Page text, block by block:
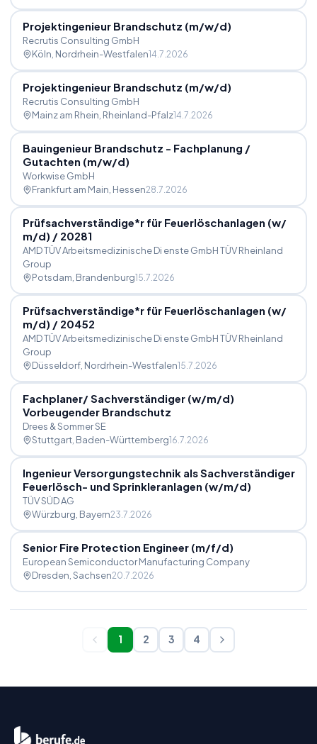
Projektingenieur Brandschutz (m/w/d)
Recrutis Consulting GmbH
Köln , Nordrhein-Westfalen14.7.2026
Projektingenieur Brandschutz (m/w/d)
Recrutis Consulting GmbH
Mainz am Rhein , Rheinland-Pfalz14.7.2026
Bauingenieur Brandschutz - Fachplanung /
Gutachten (m/w/d)
Workwise GmbH
Frankfurt am Main , Hessen28.7.2026
Prüfsachverständige*r für Feuerlöschanlagen (w/
m/d) /20281
AMD TÜV Arbeitsmedizinische Di enste GmbH TÜV Rheinland
Group
Potsdam , Brandenburg15.7.2026
Prüfsachverständige*r für Feuerlöschanlagen (w/
m/d) /20452
AMD TÜV Arbeitsmedizinische Di enste GmbH TÜV Rheinland
Group
Düsseldorf, Nordrhein-Westfalen15.7.2026
Fachplaner/Sachverständiger (w/m/d)
Vorbeugender Brandschutz
Drees & Sommer SE
Stuttgart, Baden-Württemberg16.7.2026
Ingenieur Versorgungstechnik als Sachverständiger
Feuerlösch- und Sprinkleranlagen (w/m/d)
TÜV SÜD AG
Würzburg , Bayern23.7.2026
Senior Fire Protection Engineer (m/f/d)
European Semiconductor Manufacturing Company
Dresden , Sachsen20.7.2026
1 2 3 4